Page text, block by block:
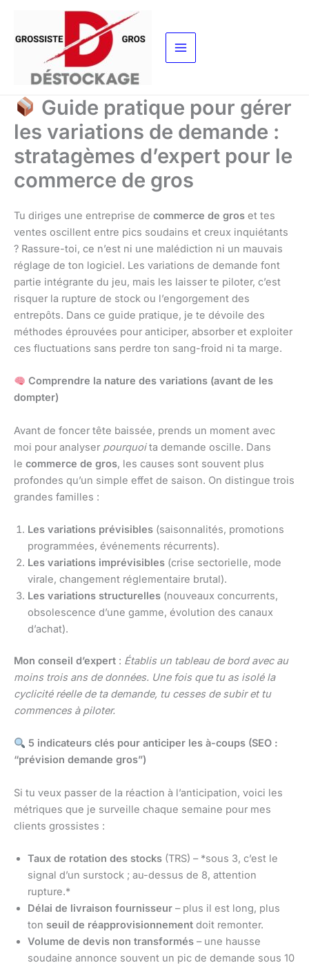
contenu
Guide pratique pour gérer
les variations de demande :
stratagèmes d’expert pour le
commerce de gros
Tu diriges une entreprise de commerce de gros et tes
ventes oscillent entre pics soudains et creux inquiétants
? Rassure-toi, ce n’est ni une malédiction ni un mauvais
réglage de ton logiciel. Les variations de demande font
partie intégrante du jeu, mais les laisser te piloter, c’est
risquer la rupture de stock ou l’engorgement des
entrepôts. Dans ce guide pratique, je te dévoile des
méthodes éprouvées pour anticiper, absorber et exploiter
ces fluctuations sans perdre ton sang-froid ni ta marge.
Comprendre la nature des variations (avant de les
dompter)
Avant de foncer tête baissée, prends un moment avec
moi pour analyser pourquoita demande oscille. Dans
le commerce de gros, les causes sont souvent plus
profondes qu’un simple effet de saison. On distingue trois
grandes familles :
Les variations prévisibles (saisonnalités, promotions
programmées, événements récurrents).
Les variations imprévisibles (crise sectorielle, mode
virale, changement réglementaire brutal).
Les variations structurelles (nouveaux concurrents,
obsolescence d’une gamme, évolution des canaux
d’achat).
Mon conseil d’expert : Établis un tableau de bord avec au
moins trois ans de données. Une fois que tu as isolé la
cyclicité réelle de ta demande, tu cesses de subir et tu
commences à piloter.
5 indicateurs clés pour anticiper les à-coups (SEO :
“prévision demande gros”)
Si tu veux passer de la réaction à l’anticipation, voici les
métriques que je surveille chaque semaine pour mes
clients grossistes :
Taux de rotation des stocks (TRS) – *sous 3, c’est le
signal d’un surstock ; au-dessus de 8, attention
rupture.*
Délai de livraison fournisseur – plus il est long, plus
ton seuil de réapprovisionnement doit remonter.
Volume de devis non transformés – une hausse
soudaine annonce souvent un pic de demande sous 10